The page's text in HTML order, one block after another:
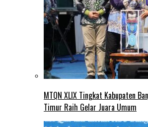
MTQN XLIX Tingkat Kabupaten
Timur Raih Gelar Juara Umum